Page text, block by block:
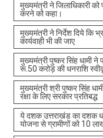
मुख्यमंत्री ने जिलाधिकारी
करने को कहा।
मुख्यमंत्री ने निर्देश दिये कि
कार्यवाही भी की जाए
मुख्यमंत्री पुष्कर सिंह धामी
रू.50 करोड़ की धनराशि
मुख्यमंत्री श्री पुष्कर सिंह
रक्षा के लिए सरकार प्रतिबद्ध
ये दशक उत्तराखंड का दशक
योजना से ग्रामीणों को 10